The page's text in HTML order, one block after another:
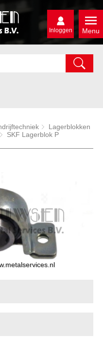
Menu
Inloggen
Lagerblokken
SKF Lagerblok P